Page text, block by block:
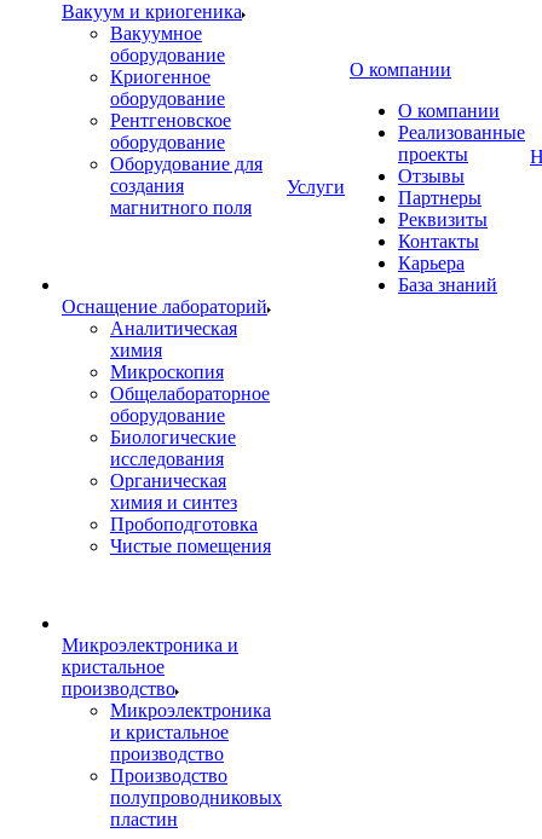
Вакуум и криогеника
Вакуумное
оборудование
Криогенное
оборудование
Рентгеновское
оборудование
Оборудование для
создания
магнитного поля
Оснащение лабораторий
Аналитическая
химия
Микроскопия
Общелабораторное
оборудование
Биологические
исследования
Органическая
химия и синтез
Пробоподготовка
Чистые помещения
Микроэлектроника и
кристальное
производство
Микроэлектроника
и кристальное
производство
Производство
полупроводниковых
пластин
Услуги
О компании
О компании
Реализованные
проекты
Отзывы
Партнеры
Реквизиты
Контакты
Карьера
База знаний